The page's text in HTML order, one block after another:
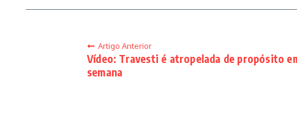
Artigo Anterior
Vídeo: Travesti é atropelada de propósito
semana